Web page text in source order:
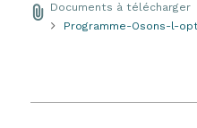
Documents à télécharger
Programme-Osons-l-